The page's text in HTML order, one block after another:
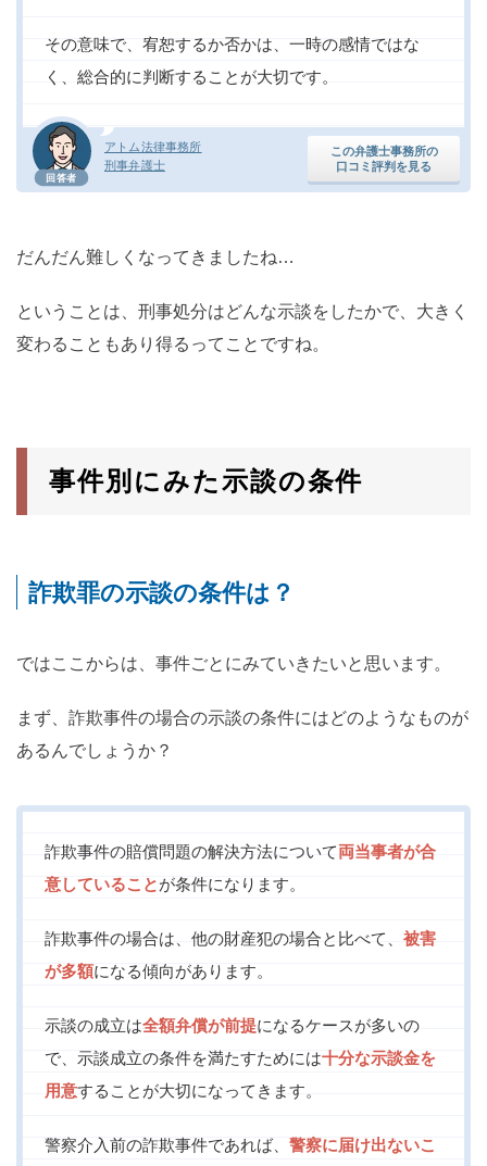
回答者
アトム法律事務所
刑事弁護士
この弁護士事務所の
口コミ評判を見る
その意味で、宥恕するか否かは、一時の感情ではな
く、総合的に判断することが大切です。
だんだん難しくなってきましたね…
ということは、刑事処分はどんな示談をしたかで、大きく
変わることもあり得るってことですね。
事件別にみた示談の条件
詐欺罪の示談の条件は？
ではここからは、事件ごとにみていきたいと思います。
まず、詐欺事件の場合の示談の条件にはどのようなものが
あるんでしょうか？
詐欺事件の賠償問題の解決方法について両当事者が合
意していることが条件になります。
詐欺事件の場合は、他の財産犯の場合と比べて、 被害
が多額になる傾向があります。
示談の成立は全額弁償が前提になるケースが多いの
で、示談成立の条件を満たすためには十分な示談金を
用意することが大切になってきます。
警察介入前の詐欺事件であれば、 警察に届け出ないこ